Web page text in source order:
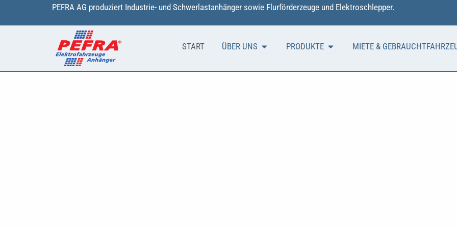
PEFRA AG produziert Industrie- und Schwerlastanhänger sowie Flurförderzeuge und Elektroschlepper.
START ÜBER UNS Öffne ÜBER UNS
PRODUKTE Öffne PRODUKTE
MIETE &